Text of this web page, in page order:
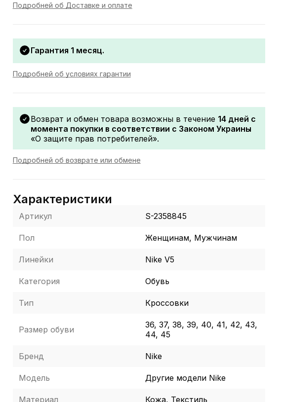
Подробней об Доставке и оплате
Гарантия 1 месяц.
Подробней об условиях гарантии
Возврат и обмен товара возможны в течение 14 дней с
момента покупки в соответствии с Законом Украины
«О защите прав потребителей».
Подробней об возврате или обмене
Характеристики
Артикул S-2358845
Пол Женщинам, Мужчинам
Линейки Nike V5
Категория Обувь
Тип Кроссовки
Размер обуви
36, 37, 38, 39, 40, 41, 42, 43,
44, 45
Бренд Nike
Модель Другие модели Nike
Материал Кожа, Текстиль